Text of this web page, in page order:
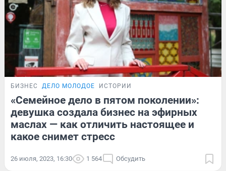
БИЗНЕС ДЕЛО МОЛОДОЕ ИСТОРИИ
«Семейное дело в пятом поколении»:
девушка создала бизнес на эфирных
маслах — как отличить настоящее и
какое снимет стресс
26 июля, 2023, 16:30 1 564 Обсудить